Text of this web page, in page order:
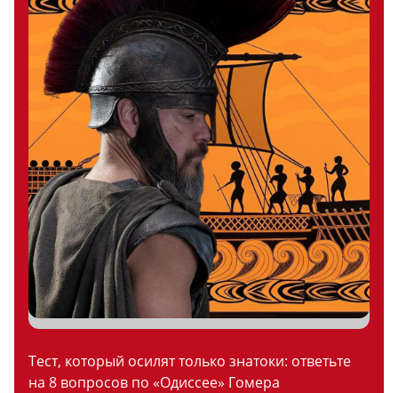
Тест, который осилят только знатоки: ответьте
на 8 вопросов по «Одиссее» Гомера